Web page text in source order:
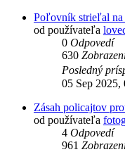
Poľovník strieľal na
od používateľa
0 Odpovedí
630
Posledný
05 Sep 2025,
Zásah policajtov
od používateľa
4 Odpovedí
961